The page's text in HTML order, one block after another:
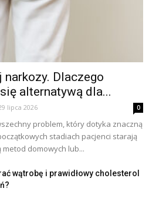
narkozy. Dlaczego
alternatywą dla...
lipca 2026 0
problem, który dotyka znaczną
stadiach pacjenci starają
metod domowych lub...
wątrobę i prawidłowy cholesterol